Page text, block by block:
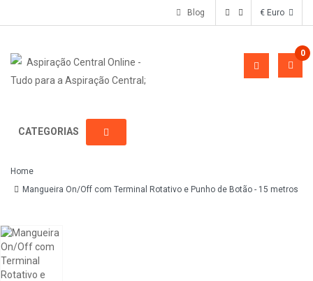
Blog
0
CATEGORIAS
Home
Mangueira On/Off com Terminal Rotativo e Punho de Botão - 15 metros